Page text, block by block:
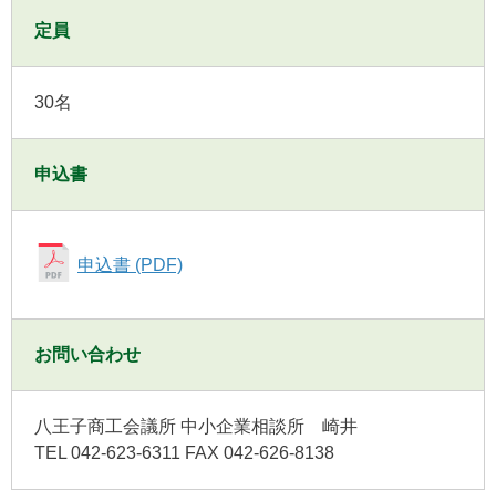
定員
30名
申込書
申込書 (PDF)
お問い合わせ
八王子商工会議所 中小企業相談所 崎井
TEL 042-623-6311 FAX 042-626-8138